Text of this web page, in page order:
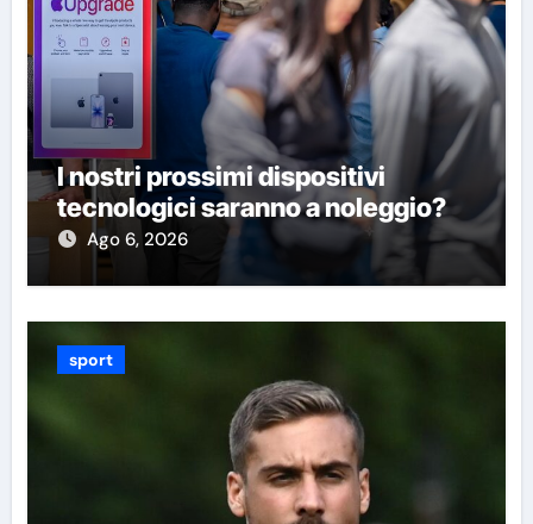
I nostri prossimi dispositivi
tecnologici saranno a noleggio?
Ago 6, 2026
sport